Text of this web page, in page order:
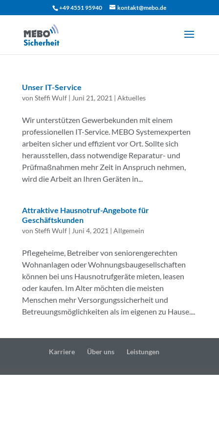
+49 4551 95940 kontakt@mebo.de
Unser IT-Service
von Steffi Wulf| Juni 21, 2021 | Aktuelles
Wir unterstützen Gewerbekunden mit einem
professionellen IT-Service. MEBO Systemexperten
arbeiten sicher und effizient vor Ort. Sollte sich
herausstellen, dass notwendige Reparatur- und
Prüfmaßnahmen mehr Zeit in Anspruch nehmen,
wird die Arbeit an Ihren Geräten in...
Attraktive Hausnotruf-Angebote für
Geschäftskunden
von Steffi Wulf| Juni 4, 2021 | Allgemein
Pflegeheime, Betreiber von seniorengerechten
Wohnanlagen oder Wohnungsbaugesellschaften
können bei uns Hausnotrufgeräte mieten, leasen
oder kaufen. Im Alter möchten die meisten
Menschen mehr Versorgungssicherheit und
Betreuungsmöglichkeiten als im eigenen zu Hause....
Karriere Über uns Leistungen